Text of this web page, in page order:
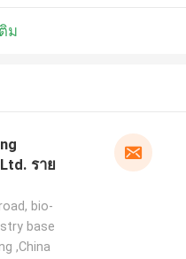
ม
ราย
bio-
base
,China